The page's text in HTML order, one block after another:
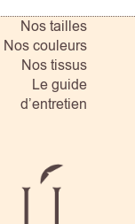
Nos tailles
Nos couleurs
Nos tissus
Le guide
d’entretien